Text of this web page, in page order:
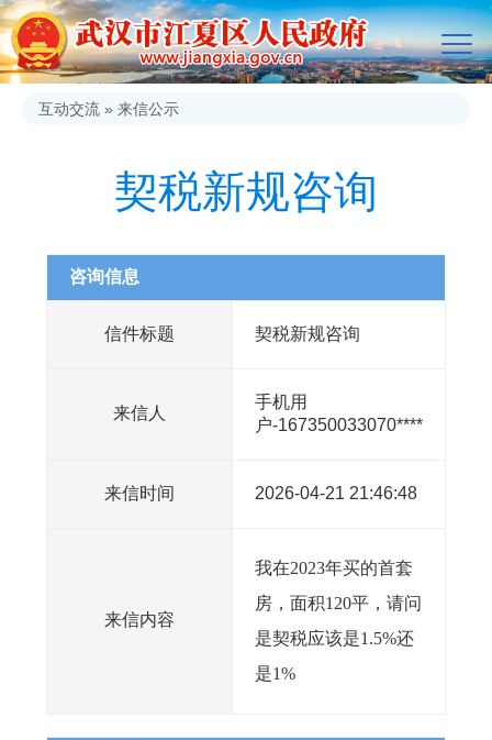
互动交流 » 来信公示
契税新规咨询
咨询信息
信件标题 契税新规咨询
来信人
手机用
户-167350033070****
来信时间 2026-04-21 21:46:48
来信内容
我在2023年买的首套
房，面积120平，请问
是契税应该是1.5%还
是1%